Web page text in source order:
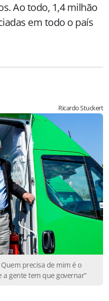
Ao todo, 1,4 milhão
em todo o país
Ricardo Stuckert
precisa de mim é o
a gente tem que governar”